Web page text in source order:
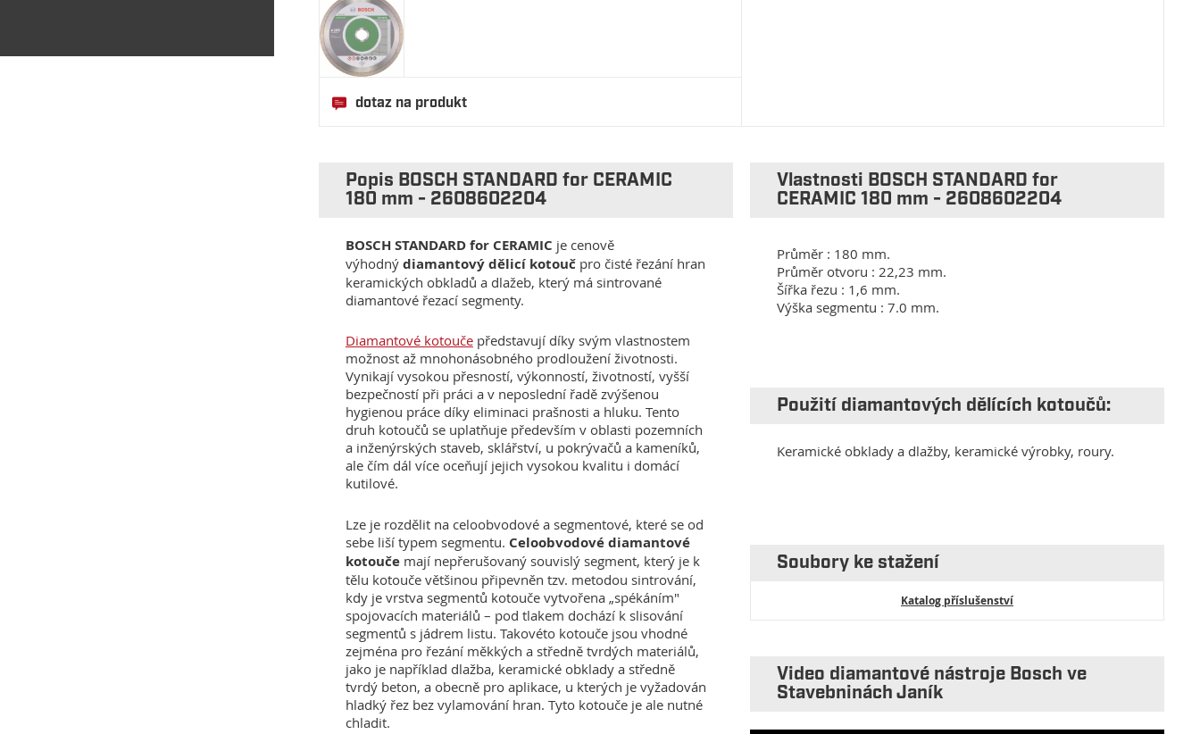
dotaz na produkt
Popis BOSCH STANDARD for CERAMIC
180 mm - 2608602204
BOSCH STANDARD for CERAMIC je cenově
výhodný diamantový dělicí kotoučpro čisté řezání hran
keramických obkladů a dlažeb, který má sintrované
diamantové řezací segmenty.
Diamantové kotoučepředstavují díky svým vlastnostem
možnost až mnohonásobného prodloužení životnosti.
Vynikají vysokou přesností, výkonností, životností, vyšší
bezpečností při práci a v neposlední řadě zvýšenou
hygienou práce díky eliminaci prašnosti a hluku. Tento
druh kotoučů se uplatňuje především v oblasti pozemních
a inženýrských staveb, sklářství, u pokrývačů a kameníků,
ale čím dál více oceňují jejich vysokou kvalitu i domácí
kutilové.
Lze je rozdělit na celoobvodové a segmentové, které se od
sebe liší typem segmentu. Celoobvodové diamantové
kotoučemají nepřerušovaný souvislý segment, který je k
tělu kotouče většinou připevněn tzv. metodou sintrování,
kdy je vrstva segmentů kotouče vytvořena „spékáním"
spojovacích materiálů – pod tlakem dochází k slisování
segmentů s jádrem listu. Takovéto kotouče jsou vhodné
zejména pro řezání měkkých a středně tvrdých materiálů,
jako je například dlažba, keramické obklady a středně
tvrdý beton, a obecně pro aplikace, u kterých je vyžadován
hladký řez bez vylamování hran. Tyto kotouče je ale nutné
chladit.
Vlastnosti BOSCH STANDARD for
CERAMIC 180 mm - 2608602204
Průměr : 180 mm.
Průměr otvoru : 22,23 mm.
Šířka řezu : 1,6 mm.
Výška segmentu : 7.0 mm.
Použití diamantových dělících kotoučů:
Keramické obklady a dlažby, keramické výrobky, roury.
Soubory ke stažení
Katalog příslušenství
Video diamantové nástroje Bosch ve
Stavebninách Janík